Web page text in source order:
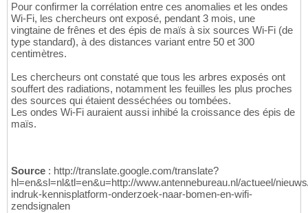
Pour confirmer la corrélation entre ces anomalies et les ondes
Wi-Fi, les chercheurs ont exposé, pendant 3 mois, une
vingtaine de frênes et des épis de maïs à six sources Wi-Fi (de
type standard), à des distances variant entre 50 et 300
centimètres.
Les chercheurs ont constaté que tous les arbres exposés ont
souffert des radiations, notamment les feuilles les plus proches
des sources qui étaient desséchées ou tombées.
Les ondes Wi-Fi auraient aussi inhibé la croissance des épis de
maïs.
Source : http://translate.google.com/translate?
hl=en&sl=nl&tl=en&u=http://www.antennebureau.nl/actueel/
indruk-kennisplatform-onderzoek-naar-bomen-en-wifi-
zendsignalen